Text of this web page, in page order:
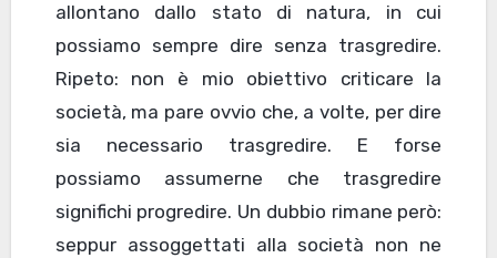
allontano dallo stato di natura, in cui
possiamo sempre dire senza trasgredire.
Ripeto: non è mio obiettivo criticare la
società, ma pare ovvio che, a volte, per dire
sia necessario trasgredire. E forse
possiamo assumerne che trasgredire
significhi progredire. Un dubbio rimane però:
seppur assoggettati alla società non ne